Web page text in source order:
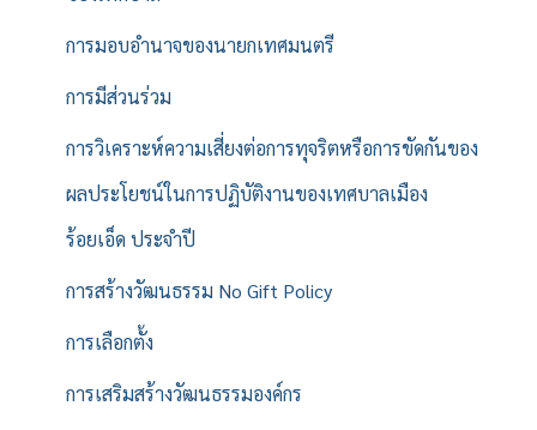
การมอบอำนาจของนายกเทศมนตรี
การมีส่วนร่วม
การวิเคราะห์ความเสี่ยงต่อการทุจริตหรือการขัดกันของ
ผลประโยชน์ในการปฏิบัติงานของเทศบาลเมือง
ร้อยเอ็ด ประจำปี
การสร้างวัฒนธรรม No Gift Policy
การเลือกตั้ง
การเสริมสร้างวัฒนธรรมองค์กร